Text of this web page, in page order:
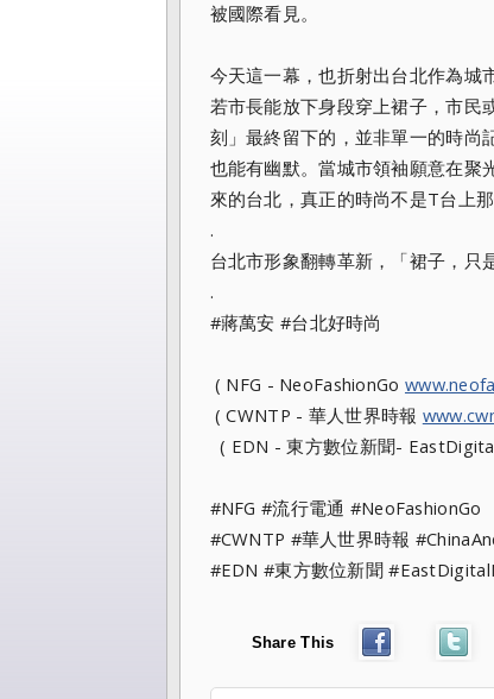
被國際看見。
今天這一幕，也折射出台北作為城
若市長能放下身段穿上裙子，市民
刻」最終留下的，並非單一的時尚
也能有幽默。當城市領袖願意在聚
來的台北，真正的時尚不是T台上
.
台北市形象翻轉革新，「裙子，只
.
#蔣萬安 #台北好時尚
( NFG - NeoFashionGo
( CWNTP - 華人世界時報
( EDN - 東方數位新聞-
#NFG #流行電通 #NeoFashionGo
#CWNTP #華人世界時報
#EDN #東方數位新聞
Share This